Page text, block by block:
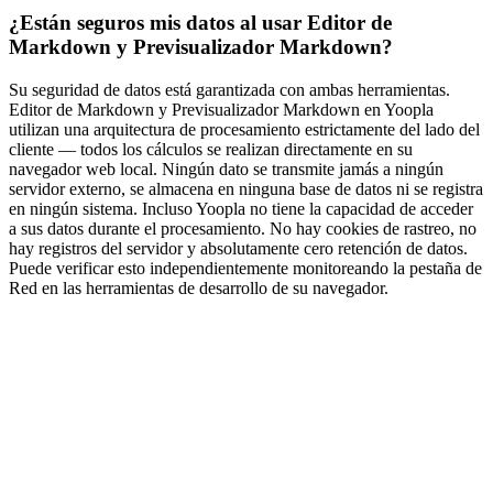
¿Están seguros mis datos al usar Editor de
Markdown y Previsualizador Markdown?
Su seguridad de datos está garantizada con ambas herramientas.
Editor de Markdown y Previsualizador Markdown en Yoopla
utilizan una arquitectura de procesamiento estrictamente del lado del
cliente — todos los cálculos se realizan directamente en su
navegador web local. Ningún dato se transmite jamás a ningún
servidor externo, se almacena en ninguna base de datos ni se registra
en ningún sistema. Incluso Yoopla no tiene la capacidad de acceder
a sus datos durante el procesamiento. No hay cookies de rastreo, no
hay registros del servidor y absolutamente cero retención de datos.
Puede verificar esto independientemente monitoreando la pestaña de
Red en las herramientas de desarrollo de su navegador.